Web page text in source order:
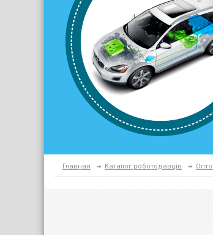
Главная Каталог роботодавців